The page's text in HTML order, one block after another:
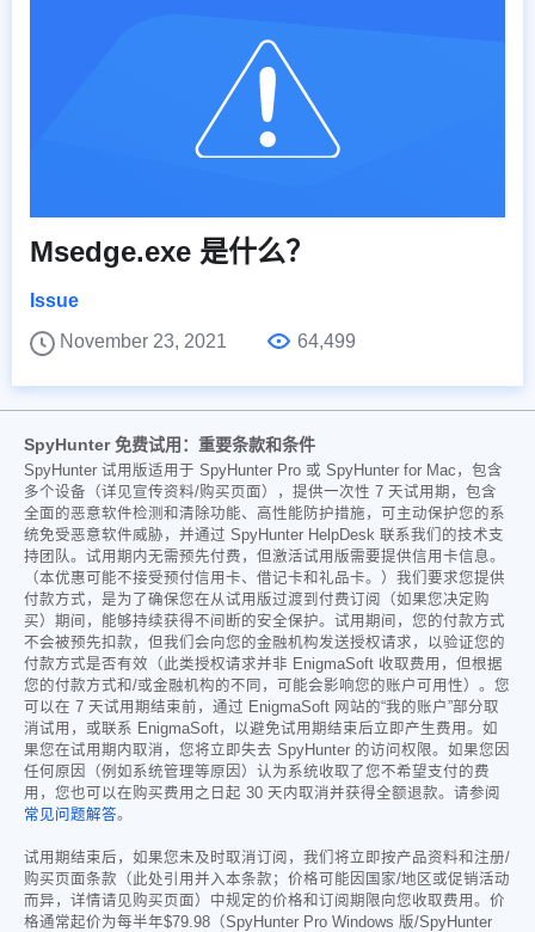
Msedge.exe 是什么？
Issue
November 23, 2021
64,499
SpyHunter 免费试用：重要条款和条件
SpyHunter 试用版适用于 SpyHunter Pro 或 SpyHunter for Mac，包含
多个设备（详见宣传资料/购买页面），提供一次性 7 天试用期，包含
全面的恶意软件检测和清除功能、高性能防护措施，可主动保护您的系
统免受恶意软件威胁，并通过 SpyHunter HelpDesk 联系我们的技术支
持团队。试用期内无需预先付费，但激活试用版需要提供信用卡信息。
（本优惠可能不接受预付信用卡、借记卡和礼品卡。）我们要求您提供
付款方式，是为了确保您在从试用版过渡到付费订阅（如果您决定购
买）期间，能够持续获得不间断的安全保护。试用期间，您的付款方式
不会被预先扣款，但我们会向您的金融机构发送授权请求，以验证您的
付款方式是否有效（此类授权请求并非 EnigmaSoft 收取费用，但根据
您的付款方式和/或金融机构的不同，可能会影响您的账户可用性）。您
可以在 7 天试用期结束前，通过 EnigmaSoft 网站的“我的账户”部分取
消试用，或联系 EnigmaSoft，以避免试用期结束后立即产生费用。如
果您在试用期内取消，您将立即失去 SpyHunter 的访问权限。如果您因
任何原因（例如系统管理等原因）认为系统收取了您不希望支付的费
用，您也可以在购买费用之日起 30 天内取消并获得全额退款。请参阅
常见问题解答。
试用期结束后，如果您未及时取消订阅，我们将立即按产品资料和注册/
购买页面条款（此处引用并入本条款；价格可能因国家/地区或促销活动
而异，详情请见购买页面）中规定的价格和订阅期限向您收取费用。价
格通常起价为每半年$79.98 （SpyHunter Pro Windows 版/SpyHunter